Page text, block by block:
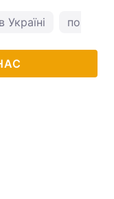
Україні погода